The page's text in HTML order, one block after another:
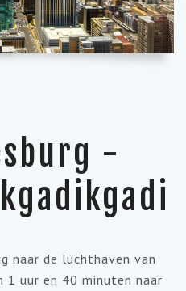
-
naar de luchthaven van
1 uur en 40 minuten naar